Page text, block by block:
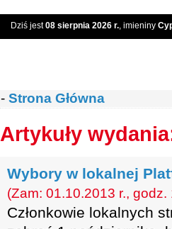
Dziś jest08 sierpnia 2026 r., imieniny
- Strona Główna
Artykuły
Wybory w lokalnej
(Zam: 01.10.2013 r., godz.
Członkowie lokalnych